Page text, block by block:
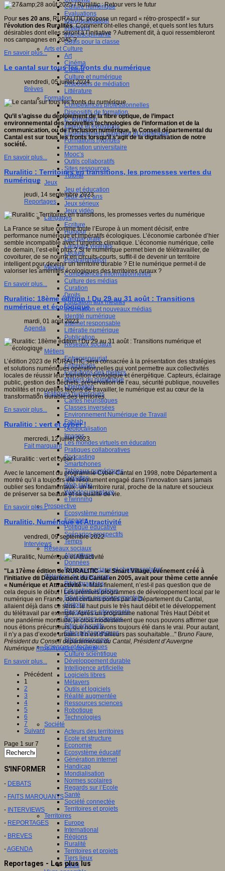
Culture numérique
Evaluations
Individualisation
Initiatives
Interdisciplinarité
Outils pour la classe
Arts et Culture
Art
Cinéma
Culture
Culture et numérique
Dispositifs de médiation
Littérature
Formation
Compétences professionnelles
Dispositifs de formation
E- formation
Enjeux et évolutions
Enseignement supérieur et numérique
Formations hybrides
Formation universitaire
Mooc’s
Outils collaboratifs
Sites ressources
Tutorat
Jeux
Jeu et éducation
Jeux 4/12 ans
Jeux sérieux
Jeux vidéo
Langages
Ecriture
Humour
Langue orale
Langues vivantes
Lecture
Programmation
Médias
Compétences informationnelles
Culture des médias
Curation
Droits
Education aux médias
Information et nouveaux médias
Identité numérique
Internet responsable
Littératie numérique
Publication
Réseaux sociaux
Métiers
Entrepreneuriat
Entreprises
Evolutions des métiers
Métiers du numérique
Orientation
Pratiques numériques
Cartes heuristiques
Classes inversées
Environnement Numérique de Travail
Fablab
Géolocalisation
Images
Les mondes virtuels en éducation
Pratiques collaboratives
Podcasting
Smartphones
Tableaux numériques
Tablettes
Web radio
Webdocumentaire
eTwinning
Prospective
Ecosystème numérique
Espaces
Politique éducative
Scénarios prospectifs
Temps
Réseaux sociaux
Algorithme
Données
Réseaux sociaux et champ scolaire
Sélection de ressources
Bibliographies
Education artistique
Education environnementale
Histoire
Ressources citoyenneté
Ressources sciences
Sites éducatifs
Sites pédagogiques
Sites ressources
Sciences et techniques
Culture scientifique
Développement durable
Intelligence artificielle
Logiciels libres
Métavers
Outils et logiciels
Réalité augmentée
Ressources sciences
Robotique
Technologies
Société
Acteurs des territoires
Ecole et structure
Economie
Ecosystème éducatif
Génération internet
Handicap
Mondialisation
Normes scolaires
Regards sur l’Ecole
Santé
Société connectée
Territoires et projets
Territoires
Europe
International
Régions
Ruralité
Territoires et projets
Tiers lieux
Villes
Pour ses 20 ans, RURALITIC propose un regard « rétro-prospectif » sur
l’évolution des Ruralités. Comment ont-elles changé, et quels sont les futurs
désirables dont elles seront à l’initiative ? Autrement dit, à quoi ressembleront
nos campagnes en 2045 ?
En savoir plus...
Le cantal sur tous les fronts du numérique
vendredi, 05 juillet 2024
Brèves
Qu’il s’agisse du déploiement de la fibre optique, de l’impact
environnemental des nouvelles technologies de l’information et de la
communication, ou de l’inclusion numérique, le Conseil départemental du
Cantal est sur tous les fronts lorsqu’il s’agit de la digitalisation de notre
société.
En savoir plus...
Ruralitic : Territoires en transitions, les promesses vertes du
numérique
jeudi, 14 septembre 2023
Reportages
La France se situe comme toute l’Europe à un moment décisif, entre
performance numérique et impératifs écologiques. L’économie carbonée d’hier
semble incompatible avec l’urgence climatique. L’économie numérique, celle
de demain, l’est-elle plus ? Si le numérique permet bien de télétravailler, de
covoiturer, de se nourrir en circuits-courts, suffit-il de devenir un territoire
intelligent pour devenir un territoire durable ? Et le numérique permet-il de
valoriser les aménités écologiques des territoires ruraux ?
En savoir plus...
Ruralitic: 18ème édition ! Du 29 au 31 août : Transitions
numérique et écologique
mardi, 01 août 2023
Agenda
L’édition 2023 de RURALITIC sera consacrée à la présentation des stratégies
et solutions numériques opérationnelles qui vont permettre aux collectivités
locales de réussir leur transition écologique et énergétique. Capteurs, éclairage
public, gestion des déchets, préservation de l’eau, sécurité publique, nouvelles
mobilités et nouvelles façons de travailler, le numérique est au cœur de la
transformation durable des territoires.
En savoir plus...
Ruralitic : vert et cyber !
mercredi, 12 juillet 2023
Fait marquant
Avec le lancement du programme Cyber Cantal en 1998, notre Département a
montré qu’il a toujours été résolument engagé dans l’innovation sans jamais
oublier ses fondamentaux : un territoire rural, proche de la nature et soucieux
de préserver sa beauté et sa qualité de vie.
En savoir plus...
Ruralitic, Numérique et Attractivité
vendredi, 09 septembre 2022
Interviews
"La 17ème édition de RURALITIC – le Smart Village, événement créé à
l’initiative du Département du Cantal en 2005, avait pour thème cette année
« Numérique et Attractivité ». Mais finalement, n’est-il pas question que de
cela depuis le début ! Les premiers programmes de développement local par le
numérique en France, dont certains portés par le Département du Cantal,
allaient déjà dans ce sens : le haut puis le très haut débit et le développement
du télétravail par exemple. Après un programme national Très Haut Débit et
une pandémie mondiale, je crois modestement que nous pouvons affirmer que
nous étions précurseurs, que nous avons toujours été dans le vrai. Pour autant,
il n’y a pas d’exode urbain ! Il n’est d’ailleurs pas souhaitable..." Bruno Faure,
Président du Conseil départemental du Cantal, Président d’Auvergne
Numérique https://ruralitic-forum.fr/
En savoir plus...
Précédent
1
2
3
4
5
6
7
Suivant
Page 1 sur 7
S'INFORMER
- DEBATS
- FAITS MARQUANTS
- INTERVIEWS
- REPORTAGES
- BREVES
-AGENDA
Reportages - Les plus lus